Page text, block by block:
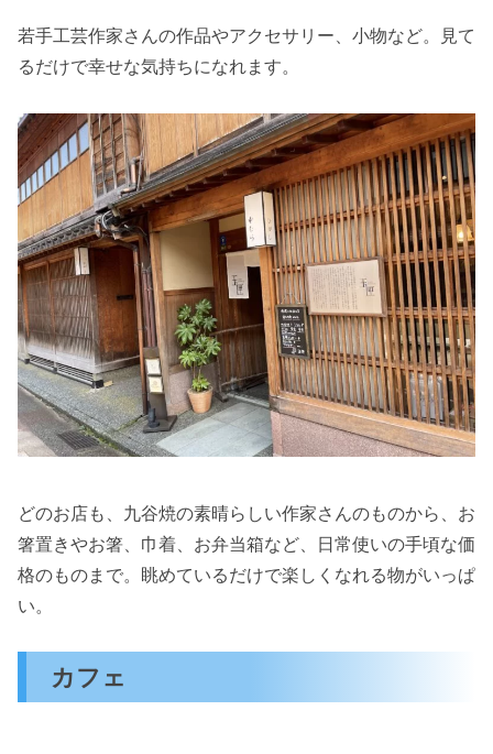
若手工芸作家さんの作品やアクセサリー、小物など。見て
るだけで幸せな気持ちになれます。
どのお店も、九谷焼の素晴らしい作家さんのものから、お
箸置きやお箸、巾着、お弁当箱など、日常使いの手頃な価
格のものまで。眺めているだけで楽しくなれる物がいっぱ
い。
カフェ